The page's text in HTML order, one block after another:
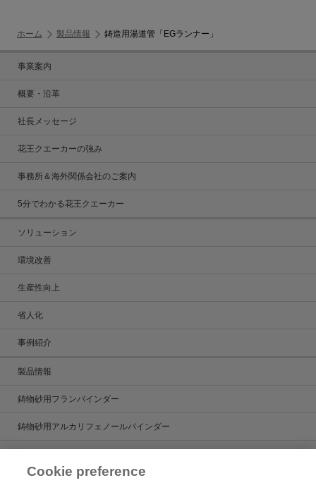
ホーム 製品情報 鋳造用湯道管「EGランナー」
事業案内
概要・沿革
社長メッセージ
花王クエーカーの強み
事務所＆海外関係会社のご案内
5分でわかる花王クエーカー
ソリューション
環境改善
生産性向上
省人化
事例紹介
製品情報
鋳物砂用フランバインダー
鋳物砂用アルカリフェノールバインダー
Cookie preference